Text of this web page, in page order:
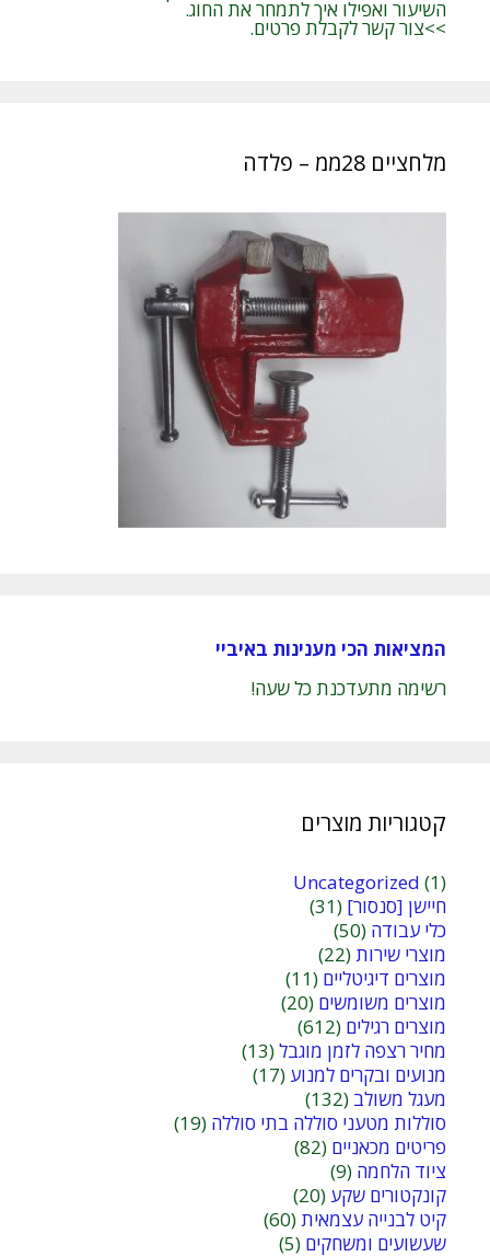
השיעור ואפילו איך לתמחר את החוג.
>>צור קשר לקבלת פרטים.
מלחציים 28ממ – פלדה
המציאות הכי מענינות באיביי
רשימה מתעדכנת כל שעה!
קטגוריות מוצרים
Uncategorized (1)
חיישן [סנסור] (31)
כלי עבודה (50)
מוצרי שירות(22)
מוצרים דיגיטליים (11)
מוצרים משומשים (20)
מוצרים רגילים (612)
מחיר רצפה לזמן מוגבל(13)
מנועים ובקרים למנוע (17)
מעגל משולב (132)
סוללות מטעני סוללה בתי סוללה (19)
פריטים מכאניים (82)
ציוד הלחמה (9)
קונקטורים שקע (20)
קיט לבנייה עצמאית(60)
שעשועים ומשחקים (5)